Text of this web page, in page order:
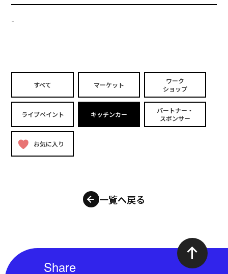
-
すべて マーケット
ワーク
ショップ
ライブペイント キッチンカー
パートナー・
スポンサー
お気に入り
一覧へ戻る
Share